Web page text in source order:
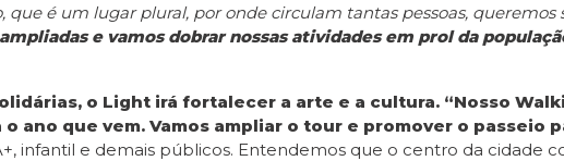
que é um lugar plural, por onde circulam tantas pessoas,
e vamos dobrar nossas atividades em prol da
o Light irá fortalecer a arte e a cultura. “Nosso
o ano que vem. Vamos ampliar o tour e promover o passeio
infantil e demais públicos. Entendemos que o centro da cidade